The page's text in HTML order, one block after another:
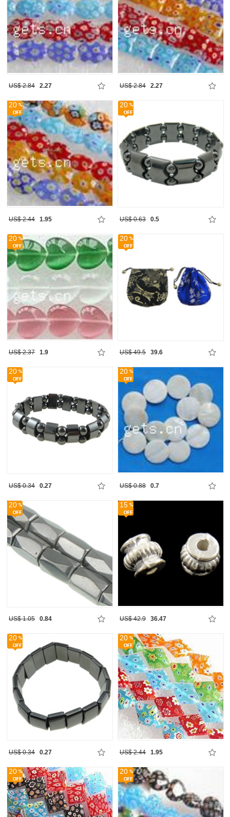
US$ 2.84 2.27 US$ 2.84 2.27
20
US$ 2.44 1.95
20
US$ 0.63 0.5
20
US$ 2.37 1.9
20
US$ 49.5 39.6
20
US$ 0.34 0.27
20
US$ 0.88 0.7
20
US$ 1.05 0.84
15
US$ 42.9 36.47
20
US$ 0.34 0.27
20
US$ 2.44 1.95
20 20